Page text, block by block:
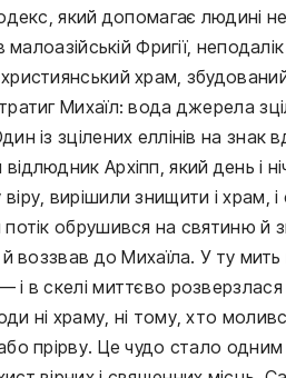
який допомагає людині
малоазійській Фригії,
храм,
Михаїл: вода джерела
із зцілених еллінів на знак
Архіпп, який день і
вирішили знищити і храм,
обрушився на святиню й
воззвав до Михаїла. У ту
в скелі миттєво
ні храму, ні тому, хто
прірву. Це чудо стало одним